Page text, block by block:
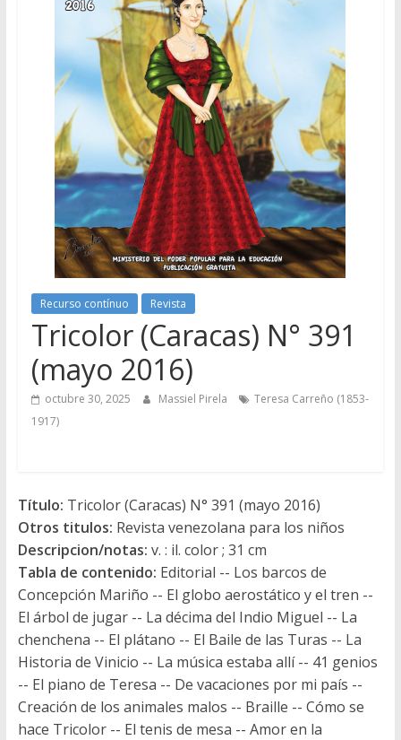
Recurso contínuo Revista
Tricolor (Caracas) N° 391
(mayo 2016)
octubre 30, 2025 Massiel Pirela
Teresa Carreño (1853-
1917)
Título: Tricolor (Caracas) N° 391 (mayo 2016)
Otros titulos: Revista venezolana para los niños
Descripcion/notas: v. : il. color ; 31 cm
Tabla de contenido: Editorial -- Los barcos de
Concepción Mariño -- El globo aerostático y el tren --
El árbol de jugar -- La décima del Indio Miguel -- La
chenchena -- El plátano -- El Baile de las Turas -- La
Historia de Vinicio -- La música estaba allí -- 41 genios
-- El piano de Teresa -- De vacaciones por mi país --
Creación de los animales malos -- Braille -- Cómo se
hace Tricolor -- El tenis de mesa -- Amor en la